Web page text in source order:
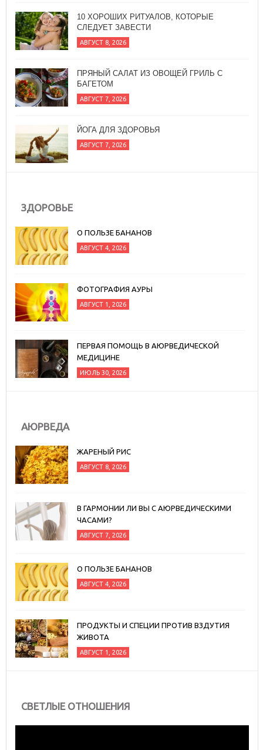
10 ХОРОШИХ РИТУАЛОВ, КОТОРЫЕ
СЛЕДУЕТ ЗАВЕСТИ
АВГУСТ 8, 2026
ПРЯНЫЙ САЛАТ ИЗ ОВОЩЕЙ ГРИЛЬ С
БАГЕТОМ
АВГУСТ 7, 2026
ЙОГА ДЛЯ ЗДОРОВЬЯ
АВГУСТ 7, 2026
ЗДОРОВЬЕ
О ПОЛЬЗЕ БАНАНОВ
АВГУСТ 4, 2026
ФОТОГРАФИЯ АУРЫ
АВГУСТ 1, 2026
ПЕРВАЯ ПОМОЩЬ В АЮРВЕДИЧЕСКОЙ
МЕДИЦИНЕ
ИЮЛЬ 30, 2026
АЮРВЕДА
ЖАРЕНЫЙ РИС
АВГУСТ 8, 2026
В ГАРМОНИИ ЛИ ВЫ С АЮРВЕДИЧЕСКИМИ
ЧАСАМИ?
АВГУСТ 7, 2026
О ПОЛЬЗЕ БАНАНОВ
АВГУСТ 4, 2026
ПРОДУКТЫ И СПЕЦИИ ПРОТИВ ВЗДУТИЯ
ЖИВОТА
АВГУСТ 1, 2026
СВЕТЛЫЕ ОТНОШЕНИЯ